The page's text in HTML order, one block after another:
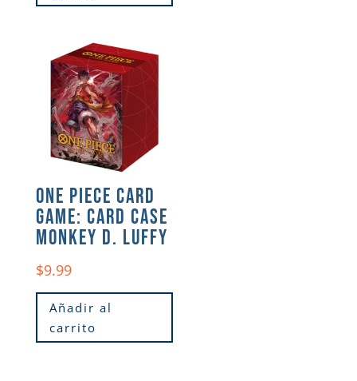
ONE PIECE CARD
GAME: CARD CASE
MONKEY D. LUFFY
$9.99
Añadir al
carrito